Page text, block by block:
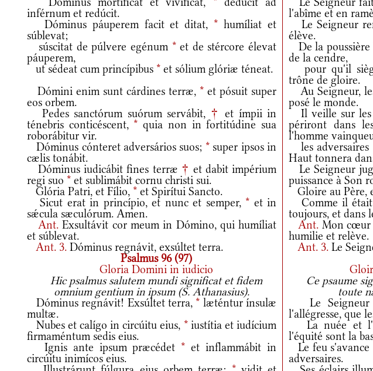
inférnum et redúcit.
l'abîme et en
Dóminus páuperem facit et ditat, * humíliat et
súblevat;
Le Seigneur
élève.
súscitat de púlvere egénum *et de stércore élevat
páuperem,
De la
de la cendre,
ut sédeat cum princípibus * et sólium glóriæ téneat.
pour qu'il
trône de gloire.
Dómini enim sunt cárdines terræ, * et pósuit super
eos orbem.
Au Seigneur,
posé le monde.
Pedes sanctórum suórum servábit, † et ímpii in
ténebris conticéscent, * quia non in fortitúdine sua
roborábitur vir.
Il veille sur les
périront dans
l'homme
Dóminus cónteret adversários suos; *super ipsos in
cælis tonábit.
les adversaires
Haut tonnera
Dóminus iudicábit fines terræ † et dabit impérium
regi suo * et sublimábit cornu christi sui.
Le Seigneur
puissance à Son
Glória Patri, et Fílio, * et Spirítui Sancto.
Gloire au Père,
Sicut erat in princípio, et nunc et semper, * et in
sǽcula sæculórum. Amen.
Comme il était
toujours, et dans
Ant.Exsultávit cor meum in Dómino, qui humíliat
et súblevat.
Ant. Mon cœur
humilie et relève.
Ant. 3. Dóminus regnávit, exsúltet terra. Ant. 3. Le
Psalmus 96 (97)
Gloria Domini in iudicio
Hic psalmus salutem mundi significat et fidem
omnium gentium in ipsum (S. Athanasius).
Ce psaume
toute
Dóminus regnávit! Exsúltet terra, * læténtur ínsulæ
multæ.
Le Seigneur
l'allégresse, que
Nubes et calígo in circúitu eius, *iustítia et iudícium
firmaméntum sedis eius.
La nuée et
l'équité sont la
Ignis ante ipsum præcédet * et inflammábit in
circúitu inimícos eius.
Le feu
adversaires.